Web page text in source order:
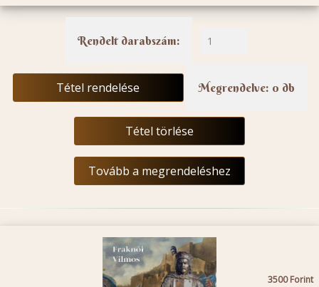
Rendelt darabszám:
Tétel rendelése Megrendelve: 0 db
Tétel törlése
Tovább a megrendeléshez
3500